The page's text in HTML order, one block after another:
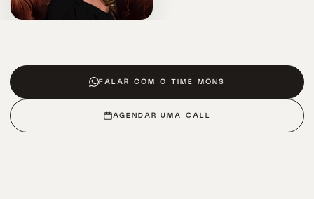
FALAR COM O TIME MONS
AGENDAR UMA CALL